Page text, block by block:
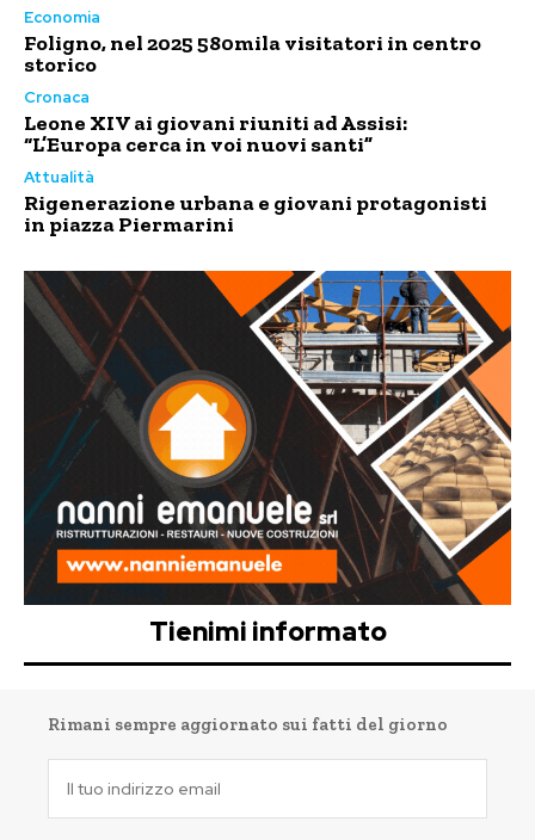
Economia
Foligno, nel 2025 580mila visitatori in centro
storico
Cronaca
Leone XIV ai giovani riuniti ad Assisi:
“L’Europa cerca in voi nuovi santi”
Attualità
Rigenerazione urbana e giovani protagonisti
in piazza Piermarini
Tienimi informato
Rimani sempre aggiornato sui fatti del giorno